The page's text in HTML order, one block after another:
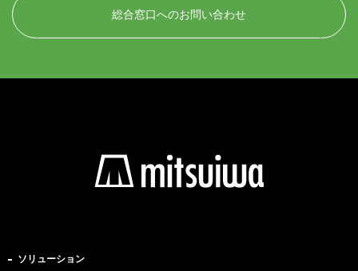
総合窓口へのお問い合わせ
ソリューション